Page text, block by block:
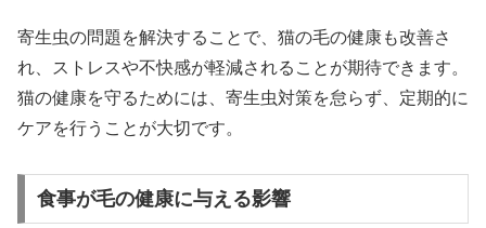
寄生虫の問題を解決することで、猫の毛の健康も改善さ
れ、ストレスや不快感が軽減されることが期待できます。
猫の健康を守るためには、寄生虫対策を怠らず、定期的に
ケアを行うことが大切です。
食事が毛の健康に与える影響